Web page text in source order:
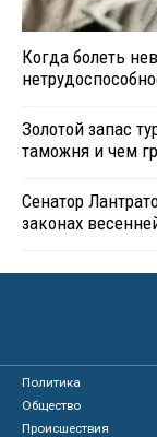
Когда болеть
Золотой запас
таможня и чем
Сенатор
законах
Политика
Общество
Происшествия